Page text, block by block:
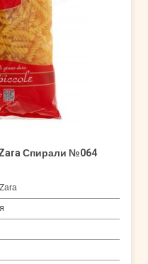
Спирали №064